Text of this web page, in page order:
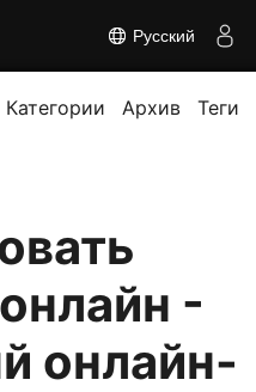
Русский
Категории Архив Теги
-
онлайн-